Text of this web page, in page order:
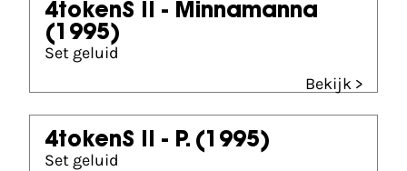
4tokenS II - Minnamanna
(1995)
Set geluid
Bekijk >
4tokenS II - P. (1995)
Set geluid